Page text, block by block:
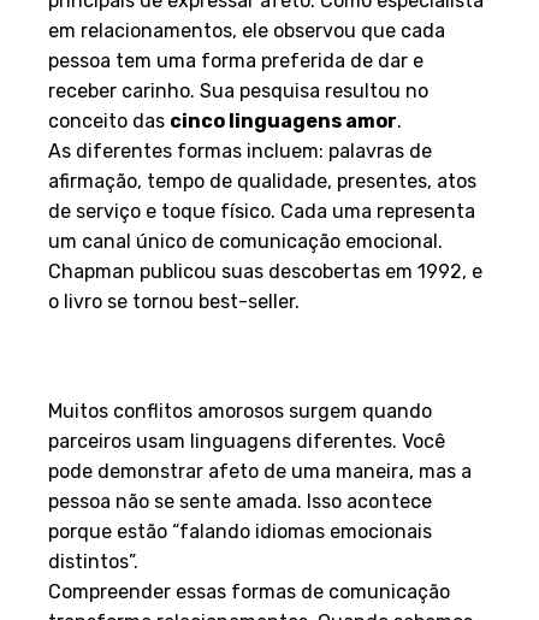
principais de expressar afeto. Como especialista
em relacionamentos, ele observou que cada
pessoa tem uma forma preferida de dar e
receber carinho. Sua pesquisa resultou no
conceito das cinco linguagens amor .
As diferentes formas incluem: palavras de
afirmação, tempo de qualidade, presentes, atos
de serviço e toque físico. Cada uma representa
um canal único de comunicação emocional.
Chapman publicou suas descobertas em 1992, e
o livro se tornou best-seller.
Muitos conflitos amorosos surgem quando
parceiros usam linguagens diferentes. Você
pode demonstrar afeto de uma maneira, mas a
pessoa não se sente amada. Isso acontece
porque estão “falando idiomas emocionais
distintos”.
Compreender essas formas de comunicação